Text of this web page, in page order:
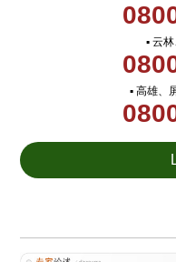
▪ 云
▪ 高雄、